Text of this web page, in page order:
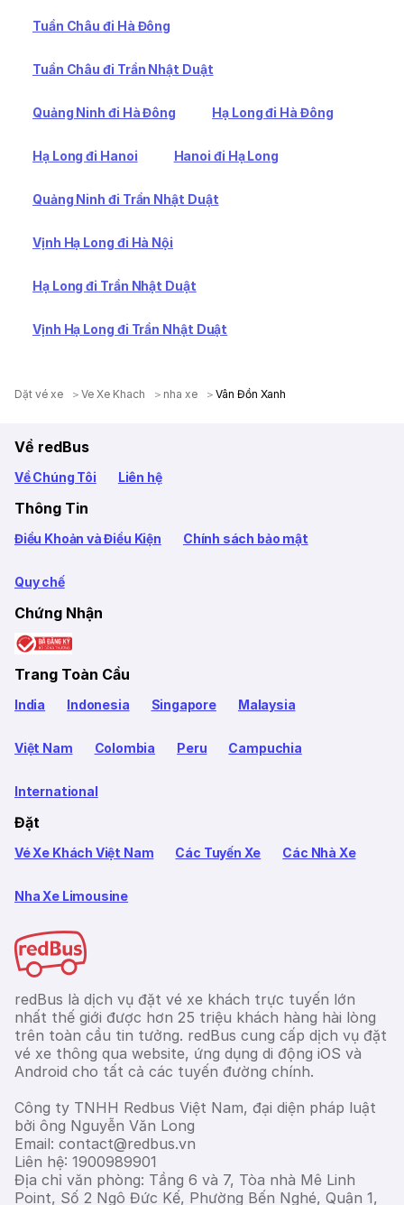
Tuần Châu đi Hà Đông
Tuần Châu đi Trần Nhật Duật
Quảng Ninh đi Hà Đông Hạ Long đi Hà Đông
Hạ Long đi Hanoi Hanoi đi Hạ Long
Quảng Ninh đi Trần Nhật Duật
Vịnh Hạ Long đi Hà Nội
Hạ Long đi Trần Nhật Duật
Vịnh Hạ Long đi Trần Nhật Duật
Dặt vé xe Ve Xe Khach nha xe Vân Đồn Xanh
Về redBus
Về Chúng Tôi Liên hệ
Thông Tin
Điều Khoản và Điều Kiện Chính sách bảo mật
Quy chế
Chứng Nhận
Trang Toàn Cầu
India Indonesia Singapore Malaysia
Việt Nam Colombia Peru Campuchia
International
Đặt
Vé Xe Khách Việt Nam Các Tuyến Xe Các Nhà Xe
Nha Xe Limousine
redBus là dịch vụ đặt vé xe khách trực tuyến lớn
nhất thế giới được hơn 25 triệu khách hàng hài lòng
trên toàn cầu tin tưởng. redBus cung cấp dịch vụ đặt
vé xe thông qua website, ứng dụng di động iOS và
Android cho tất cả các tuyến đường chính.
Công ty TNHH Redbus Việt Nam, đại diện pháp luật
bởi ông Nguyễn Văn Long
Email: contact@redbus.vn
Liên hệ: 1900989901
Địa chỉ văn phòng: Tầng 6 và 7, Tòa nhà Mê Linh
Point, Số 2 Ngô Đức Kế, Phường Bến Nghé, Quận 1,